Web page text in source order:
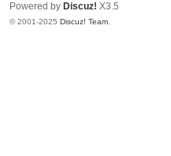
Powered by Discuz! X3.5
© 2001-2025 Discuz! Team